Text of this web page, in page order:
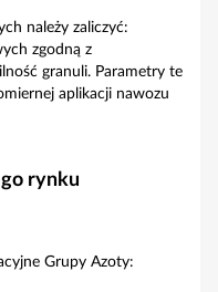
należy zaliczyć:
zgodną z
granuli. Parametry te
aplikacji nawozu
rynku
Grupy Azoty: